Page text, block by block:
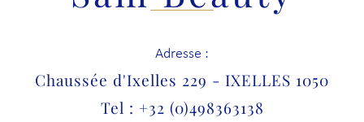
Adresse :
Chaussée d'Ixelles 229 - IXELLES 1050
Tel : +32 (0)498363138